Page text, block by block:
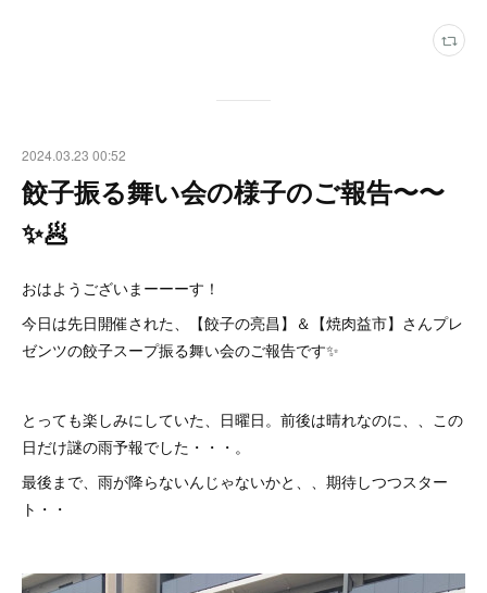
2024.03.23 00:52
餃子振る舞い会の様子のご報告〜〜
✨🥟
おはようございまーーーす！
今日は先日開催された、【餃子の亮昌】＆【焼肉益市】さんプレ
ゼンツの餃子スープ振る舞い会のご報告です✨
とっても楽しみにしていた、日曜日。前後は晴れなのに、、この
日だけ謎の雨予報でした・・・。
最後まで、雨が降らないんじゃないかと、、期待しつつスター
ト・・